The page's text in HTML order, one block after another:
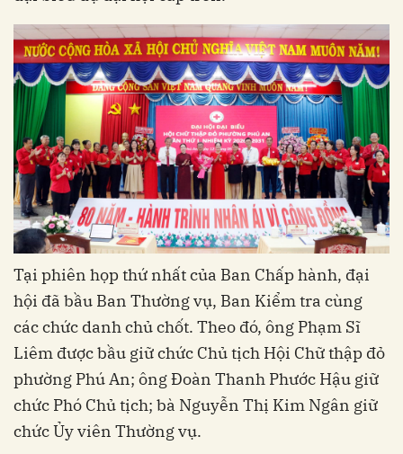
Tại phiên họp thứ nhất của Ban Chấp hành, đại
hội đã bầu Ban Thường vụ, Ban Kiểm tra cùng
các chức danh chủ chốt. Theo đó, ông Phạm Sĩ
Liêm được bầu giữ chức Chủ tịch Hội Chữ thập đỏ
phường Phú An; ông Đoàn Thanh Phước Hậu giữ
chức Phó Chủ tịch; bà Nguyễn Thị Kim Ngân giữ
chức Ủy viên Thường vụ.